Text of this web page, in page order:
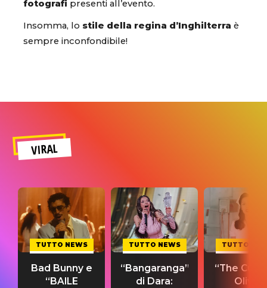
fotografi presenti all’evento.
Insomma, lo stile della regina d’Inghilterra è
sempre inconfondibile!
VIRAL
TUTTO NEWS
Bad Bunny e
“BAILE
TUTTO NEWS
“Bangaranga”
di Dara:
TUTTO
“The
Olivia